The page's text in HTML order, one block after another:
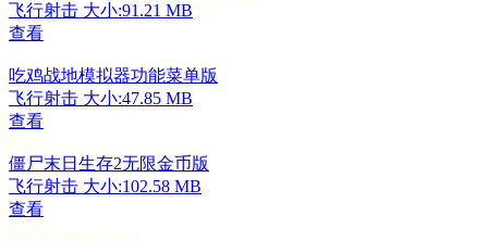
飞行射击 大小:91.21 MB
查看
吃鸡战地模拟器功能菜单版
飞行射击 大小:47.85 MB
查看
僵尸末日生存2无限金币版
飞行射击 大小:102.58 MB
查看